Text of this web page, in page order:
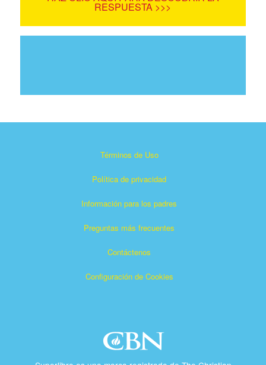
RESPUESTA >>>
Términos de Uso
Política de privacidad
Información para los padres
Preguntas más frecuentes
Contáctenos
Configuración de Cookies